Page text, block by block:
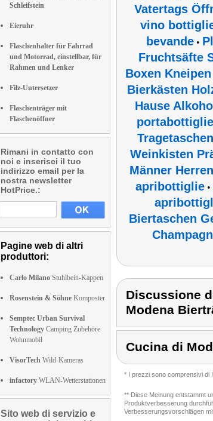
Schleifstein
Eieruhr
Flaschenhalter für Fahrrad
und Motorrad, einstellbar, für
Rahmen und Lenker
Filz-Untersetzer
Flaschenträger mit
Flaschenöffner
Rimani in contatto con
noi e inserisci il tuo
indirizzo email per la
nostra newsletter
HotPrice.:
Pagine web di altri
produttori:
Carlo Milano Stuhlbein-Kappen
Rosenstein & Söhne Komposter
Semptec Urban Survival
Technology Camping Zubehöre
Wohnmobil
VisorTech Wild-Kameras
infactory WLAN-Wetterstationen
Sito web di servizio e
Vatertags
vino
bevande•
Fruchtsäfte
Boxen
Bierkästen
Hause
Weinkisten
Männer
apribottiglie•
Biertaschen
Discussione
Modena
Cucina di
* I prezzi sono comprensivi di
** Diese Meinung entstammt
Produktverbesserung
Verbesserungsvorschlägen